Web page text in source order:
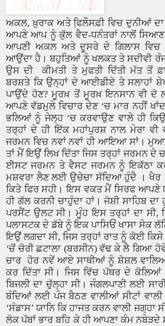
ਅਕਲ,ਖ਼ੁਰਾਕ ਅਤੇ ਫਿ਼ਲੌਸਫ਼ੀ ਵਿਚ ਦੁਨੀਆਂ
ਆਪਣੇ ਆਪ ਨੂੰ ਕੁੱਲ ਵੈਦ-ਧਨੰਤਰਾਂ ਨਾਲੋਂ
ਆਪਣੀ ਅਕਲ ਅਤੇ ਦੂਸਰੇ ਦੇ ਗਿਲਾਸ ਵਿਚ
ਆਉਂਦਾ ਹੈ। ਬਹੁਤਿਆਂ ਨੂੰ ਖਲਕਤ ਤੇ ਸਦੀਵੀ ਰੰਜ
ਉਸ ਦੀ
ਕੀਮਤੀ ਤੇ ਮੁਫਤੀ ਦਿੱਤੀ ਮੱਤ ਤੋਂ
ਬਰਸ਼ਤੇ ਕਿ ਉਨ੍ਹਾਂ ਦੇ ਆਈਡੀਏ ਤੇ ਸਲਾਹਾਂ
ਪਾਉਂਦੇ ਹੋਣ?ਮੂਰਖ਼ ਤੋਂ ਮੂਰਖ਼ ਇਨਸਾਨ ਵੀ ਦੋ
ਆਪਣੇ ਵੱਡਮੁਲੇ ਵਿਚਾਰ ਦੇਣ ‘ਚ ਮਾਰ ਨਹੀਂ
ਭਲਿਆਂ ਨੂੰ ਜੇਲ੍ਹ ‘ਚ ਕਰਵਾਉਣ ਵਾਲੇ ਹੀ
ਤਰ੍ਹਾਂ ਦੇ ਹੀ ਇੱਕ ਮਹਾਂਪੁਰਸ਼ ਨਾਲ ਮੇਰਾ
ਜਰਮਨ ਵਿਚ ਨਵਾਂ ਨਵਾਂ ਹੀ ਆਇਆ ਸਾਂ।
ਤਾਂ ਮੈਂ ਇਉਂ ਲਿਖ ਦਿੱਤਾ ਜਿਸ ਤਰ੍ਹਾਂ ਜਰਮਨ
ਈਸਟ ਜਰਮਨ ਤੇ ਵੈਸਟ ਜਰਮਨ ਨੂੰ ਇਕੱਠਾ
ਮਸ਼ਵਰਾ ਲੈਣ ਲਈ ਉਚੇਚਾ ਸੱਦਿਆ ਹੁੰਦੈ । ਖੈਰ !
ਕਿਤੇ ਫਿਰ ਸਹੀ। ਇਸ ਵਕਤ ਮੈਂ ਸਿਰਫ ਆਪਣੇ
ਹੀ ਗੱਲ ਕਰਨੀ ਚਾਹੁੰਦਾ ਹਾਂ। ਜੋਸ਼ੀ ਸਾਹਿਬ
ਪਰਸੈਂਟ ਉਲਟ ਸੀ। ਮੂੰਹ ਇਸ ਤਰ੍ਹਾਂ ਦਾ ਸੀ,
ਪਲਾਸਟਕ ਦੇ ਡੱਬੇ ਨੂੰ ਇਕ ਪਾਸਿਓਂ ਖਾਸਾ ਸੇਕ
ਇਉਂ ਲਗਦਾ ਸੀ,ਜਿਸ ਤਰ੍ਹਾਂ ਰਾਤ ਨੂੰ ਕੋਈ
‘ਚੋਂ ਚੋਰੀ ਛਟਾਲਾ (ਬਰਸੀਨ) ਵੱਢ ਕੇ ਲੈ ਗਿਆ
ਚਾਰ
ਹੋਰ ਨਵੇਂ ਆਏ ਸਾਥੀਆਂ ਨੂੰ ਸ਼ੋਸ਼ਲ
ਕਰ ਦਿੱਤਾ ਸੀ। ਜਿਸ ਵਿੱਚ ਪੱਥਰ ਦੇ
ਬਿਜਲੀ ਦਾ ਚੁੱਲ੍ਹਾ ਸੀ। ਜੰਗਲਪਾਣੀ ਲਈ
ਬੰਦਿਆਂ ਲਈ ਪੰਜ ਬੈਠਣ ਵਾਲੀਆਂ ਸੀਟਾਂ ਵਾਲੀ
‘ਸੰਡਾਸ’ਯਾਨਿ ਕਿ ਹਾਜਤ ਕਰਨ ਵਾਲੀ ਜਗ੍ਹਾ
ਲੋਕ ਪੱਬਾਂ ਭਾਰ ਬਹਿ ਕੇ ਹੀ ਆਪਣਾ ਕੰਮ